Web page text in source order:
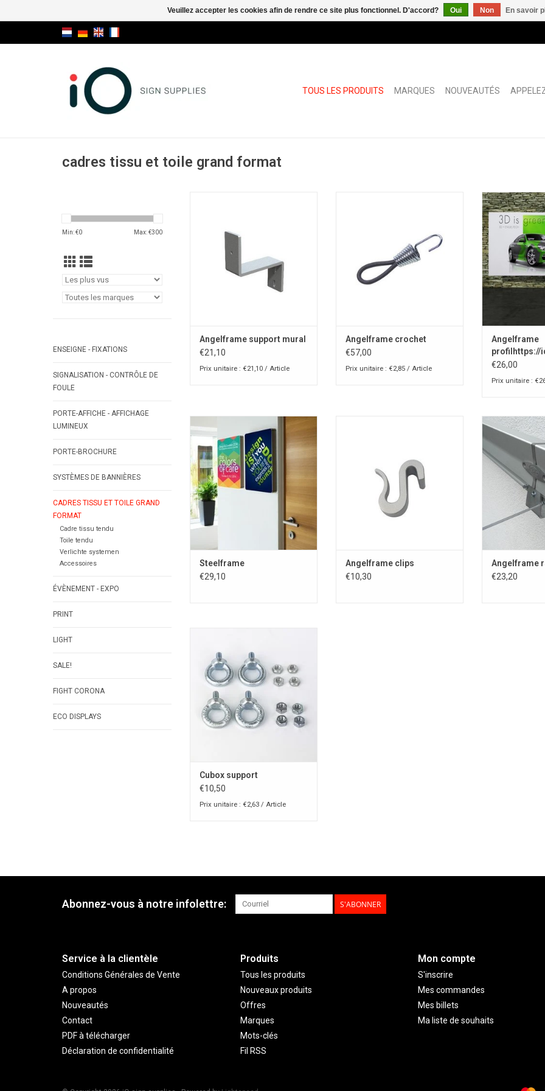
TOUS LES PRODUITS MARQUES NOUVEAUTÉS
cadres tissu et toile grand format
Min: €0 Max: €300
ENSEIGNE - FIXATIONS
SIGNALISATION - CONTRÔLE DE
FOULE
PORTE-AFFICHE - AFFICHAGE
LUMINEUX
PORTE-BROCHURE
SYSTÈMES DE BANNIÈRES
CADRES TISSU ET TOILE GRAND
FORMAT
Cadre tissu tendu
Toile tendu
Verlichte systemen
Accessoires
ÉVÈNEMENT - EXPO
PRINT
LIGHT
SALE!
FIGHT CORONA
ECO DISPLAYS
Angelframe support mural
€21,10
Prix unitaire : €21,10 / Article
Angelframe crochet
€57,00
Prix unitaire : €2,85 / Article
Angelframe
AJOUTER
Angelframe
profilhttps://
€26,00
Prix unitaire :
Steelframe cadre avec l'aspect
d'acier inoxydable brossé
AJOUTER AU PANIER
Steelframe
€29,10
Angelframe clips
€10,30
Angelframe
€23,20
AJOUTER AU PANIER
Cubox support
€10,50
Prix unitaire : €2,63 / Article
Abonnez-vous à notre infolettre: S'ABONNER
Service à la clientèle
Conditions Générales de Vente
A propos
Nouveautés
Contact
PDF à télécharger
Déclaration de confidentialité
Produits
Tous les produits
Nouveaux produits
Offres
Marques
Mots-clés
Fil RSS
Mon compte
S'inscrire
Mes commandes
Mes billets
Ma liste de souhaits
Veuillez accepter les cookies afin de rendre ce site plus fonctionnel. D'accord? Oui Non En savoir